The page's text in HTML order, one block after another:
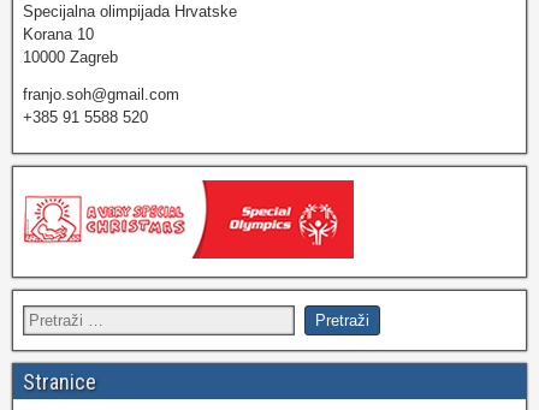
Specijalna olimpijada Hrvatske
Korana 10
10000 Zagreb
franjo.soh@gmail.com
+385 91 5588 520
Stranice